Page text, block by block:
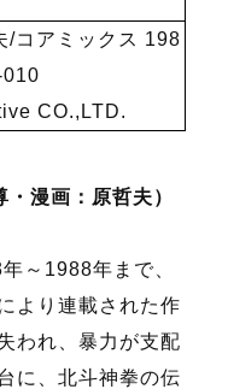
/コアミックス 198
010
CO.,LTD.
漫画：原哲夫）
年～ 1988年まで、
より連載された作
われ、暴力が支配
に、北斗神拳の伝